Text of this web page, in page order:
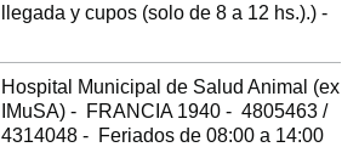
llegada y cupos (solo de 8 a 12 hs.).) -
Hospital Municipal de Salud Animal (ex
IMuSA) - FRANCIA 1940 - 4805463 /
4314048 - Feriados de 08:00 a 14:00